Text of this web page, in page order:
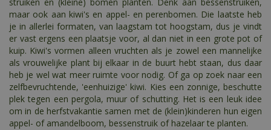
maar ook aan kiwi's en appel- en perenbomen. Die laatste heb
je in allerlei formaten, van laagstam tot hoogstam, dus je vindt
er vast ergens een plaatsje voor, al dan niet in een grote pot of
kuip. Kiwi's vormen alleen vruchten als je zowel een mannelijke
als vrouwelijke plant bij elkaar in de buurt hebt staan, dus daar
heb je wel wat meer ruimte voor nodig. Of ga op zoek naar een
zelfbevruchtende, 'eenhuizige' kiwi. Kies een zonnige, beschutte
plek tegen een pergola, muur of schutting. Het is een leuk idee
om in de herfstvakantie samen met de (klein)kinderen hun eigen
appel- of amandelboom, bessenstruik of hazelaar te planten.